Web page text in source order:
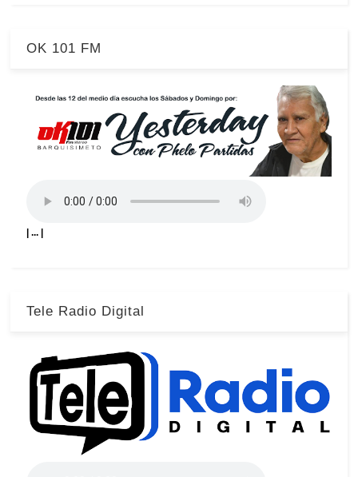
OK 101 FM
| ... |
Tele Radio Digital